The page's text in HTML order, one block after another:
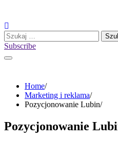
content
Szukaj:
Subscribe
Home
Marketing i reklama
Pozycjonowanie Lubin
Pozycjonowanie